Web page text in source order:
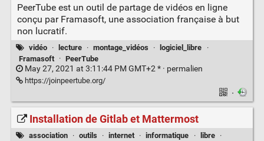
PeerTube est un outil de partage de vidéos en ligne
conçu par Framasoft, une association française à but
non lucratif.
vidéo · lecture · montage_vidéos · logiciel_libre
·
Framasoft
· PeerTube
May 27, 2021 at 3:11:44 PM GMT+2 * · permalien
https://joinpeertube.org/
·
Installation de Gitlab et Mattermost
association · outils · internet · informatique · libre
·